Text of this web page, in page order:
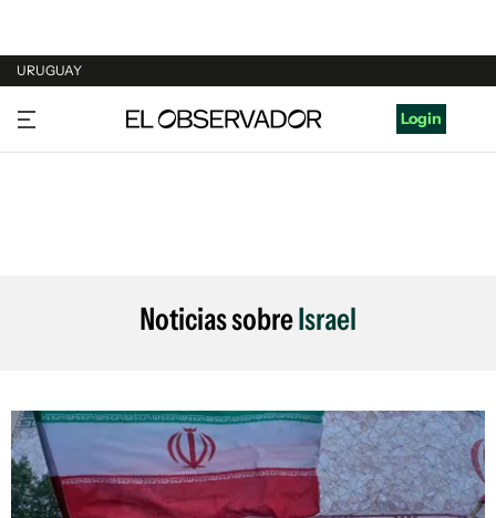
URUGUAY
URUGUAY
ARGENTINA
Login
Noticias sobreIsrael